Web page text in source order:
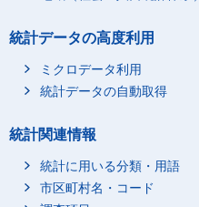
統計データの高度利用
ミクロデータ利用
統計データの自動取得
統計関連情報
統計に用いる分類・用語
市区町村名・コード